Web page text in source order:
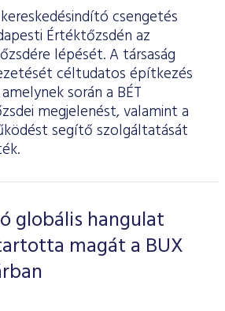
csengetés
Értéktőzsdén az
lépését. A társaság
céltudatos építkezés
során a BÉT
megjelenést, valamint a
segítő szolgáltatását
globális hangulat
magát a BUX